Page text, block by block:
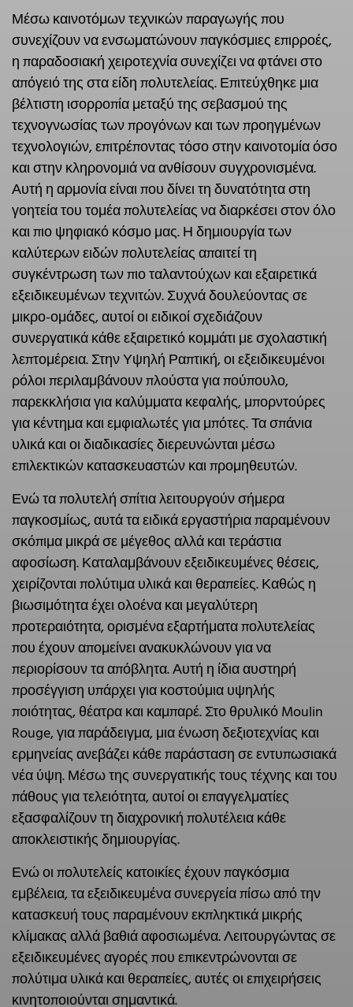
Μέσω καινοτόμων τεχνικών παραγωγής που
συνεχίζουν να ενσωματώνουν παγκόσμιες επιρροές,
η παραδοσιακή χειροτεχνία συνεχίζει να φτάνει στο
απόγειό της στα είδη πολυτελείας. Επιτεύχθηκε μια
βέλτιστη ισορροπία μεταξύ της σεβασμού της
τεχνογνωσίας των προγόνων και των προηγμένων
τεχνολογιών, επιτρέποντας τόσο στην καινοτομία όσο
και στην κληρονομιά να ανθίσουν συγχρονισμένα.
Αυτή η αρμονία είναι που δίνει τη δυνατότητα στη
γοητεία του τομέα πολυτελείας να διαρκέσει στον όλο
και πιο ψηφιακό κόσμο μας. Η δημιουργία των
καλύτερων ειδών πολυτελείας απαιτεί τη
συγκέντρωση των πιο ταλαντούχων και εξαιρετικά
εξειδικευμένων τεχνιτών. Συχνά δουλεύοντας σε
μικρο-ομάδες, αυτοί οι ειδικοί σχεδιάζουν
συνεργατικά κάθε εξαιρετικό κομμάτι με σχολαστική
λεπτομέρεια. Στην Υψηλή Ραπτική, οι εξειδικευμένοι
ρόλοι περιλαμβάνουν πλούστα για πούπουλο,
παρεκκλήσια για καλύμματα κεφαλής, μπορντούρες
για κέντημα και εμφιαλωτές για μπότες. Τα σπάνια
υλικά και οι διαδικασίες διερευνώνται μέσω
επιλεκτικών κατασκευαστών και προμηθευτών.
Ενώ τα πολυτελή σπίτια λειτουργούν σήμερα
παγκοσμίως, αυτά τα ειδικά εργαστήρια παραμένουν
σκόπιμα μικρά σε μέγεθος αλλά και τεράστια
αφοσίωση. Καταλαμβάνουν εξειδικευμένες θέσεις,
χειρίζονται πολύτιμα υλικά και θεραπείες. Καθώς η
βιωσιμότητα έχει ολοένα και μεγαλύτερη
προτεραιότητα, ορισμένα εξαρτήματα πολυτελείας
που έχουν απομείνει ανακυκλώνουν για να
περιορίσουν τα απόβλητα. Αυτή η ίδια αυστηρή
προσέγγιση υπάρχει για κοστούμια υψηλής
ποιότητας, θέατρα και καμπαρέ. Στο θρυλικό Moulin
Rouge, για παράδειγμα, μια ένωση δεξιοτεχνίας και
ερμηνείας ανεβάζει κάθε παράσταση σε εντυπωσιακά
νέα ύψη. Μέσω της συνεργατικής τους τέχνης και του
πάθους για τελειότητα, αυτοί οι επαγγελματίες
εξασφαλίζουν τη διαχρονική πολυτέλεια κάθε
αποκλειστικής δημιουργίας.
Ενώ οι πολυτελείς κατοικίες έχουν παγκόσμια
εμβέλεια, τα εξειδικευμένα συνεργεία πίσω από την
κατασκευή τους παραμένουν εκπληκτικά μικρής
κλίμακας αλλά βαθιά αφοσιωμένα. Λειτουργώντας σε
εξειδικευμένες αγορές που επικεντρώνονται σε
πολύτιμα υλικά και θεραπείες, αυτές οι επιχειρήσεις
κινητοποιούνται σημαντικά.